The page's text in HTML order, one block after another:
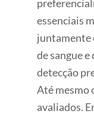
essenciais
juntamente
de sangue
detecção
Até mesmo
avaliados.